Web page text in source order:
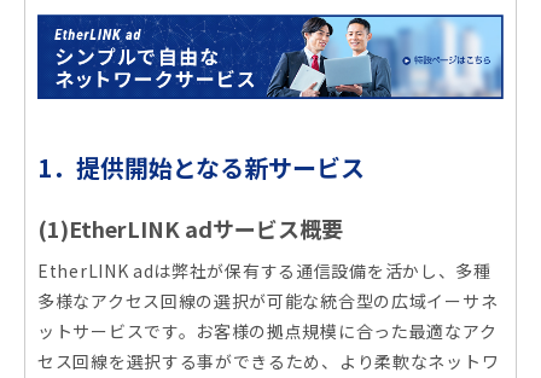
1．提供開始となる新サービス
(1)EtherLINK adサービス概要
EtherLINK adは弊社が保有する通信設備を活かし、多種
多様なアクセス回線の選択が可能な統合型の広域イーサネ
ットサービスです。お客様の拠点規模に合った最適なアク
セス回線を選択する事ができるため、より柔軟なネットワ